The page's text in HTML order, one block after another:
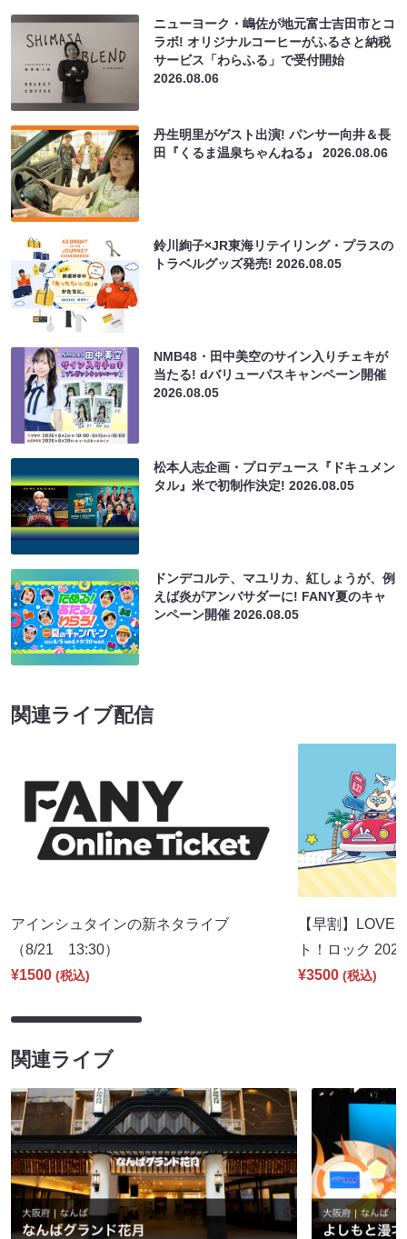
ニューヨーク・嶋佐が地元富士吉田市とコ
ラボ! オリジナルコーヒーがふるさと納税
サービス「わらふる」で受付開始
2026.08.06
丹生明里がゲスト出演! パンサー向井＆長
田『くるま温泉ちゃんねる』2026.08.06
鈴川絢子×JR東海リテイリング・プラスの
トラベルグッズ発売!2026.08.05
NMB48・田中美空のサイン入りチェキが
当たる! dバリューパスキャンペーン開催
2026.08.05
松本人志企画・プロデュース『ドキュメン
タル』米で初制作決定!2026.08.05
ドンデコルテ、マユリカ、紅しょうが、例
えば炎がアンバサダーに! FANY夏のキャ
ンペーン開催2026.08.05
関連ライブ配信
アインシュタインの新ネタライブ
（8/21 13:30）
¥1500 (税込)
【早割】LOVE
ト！ロック
¥3500 (税込)
関連ライブ